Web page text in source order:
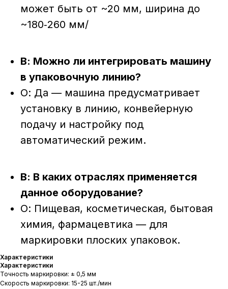
может быть от ~20 мм, ширина до
~180‑260 мм/
В: Можно ли интегрировать машину
в упаковочную линию?
О: Да — машина предусматривает
установку в линию, конвейерную
подачу и настройку под
автоматический режим.
В: В каких отраслях применяется
данное оборудование?
О: Пищевая, косметическая, бытовая
химия, фармацевтика — для
маркировки плоских упаковок.
Характеристики
Характеристики
Точность маркировки: ± 0,5 мм
Скорость маркировки: 15-25 шт./мин